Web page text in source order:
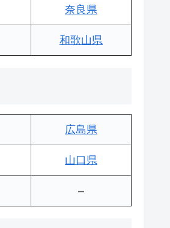
奈良県
和歌山県
広島県
山口県
–